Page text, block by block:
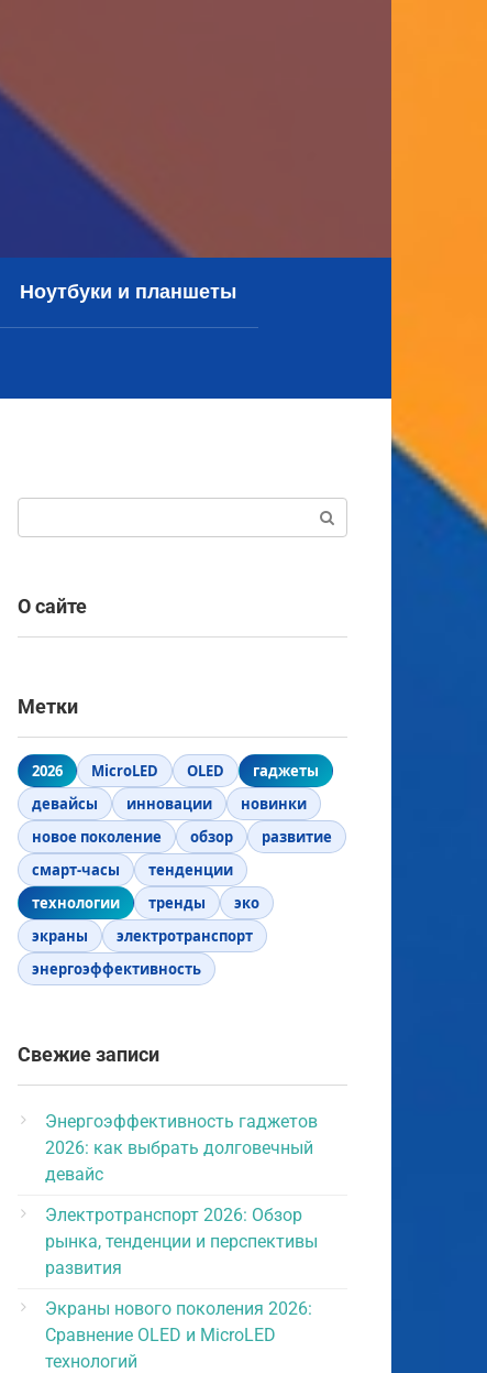
Ноутбуки и планшеты
О сайте
Метки
2026 MicroLED OLED
гаджеты
девайсы
инновации
новинки
новое поколение
обзор
развитие
смарт-часы
тенденции
технологии
тренды
эко
экраны
электротранспорт
энергоэффективность
Свежие записи
Энергоэффективность гаджетов
2026: как выбрать долговечный
девайс
Электротранспорт 2026: Обзор
рынка, тенденции и перспективы
развития
Экраны нового поколения 2026:
Сравнение OLED и MicroLED
технологий